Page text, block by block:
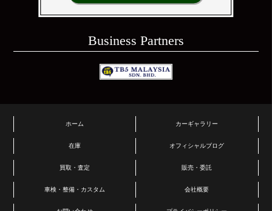
Business Partners
ホーム カーギャラリー
在庫 オフィシャルブログ
買取・査定 販売・委託
車検・整備・カスタム 会社概要